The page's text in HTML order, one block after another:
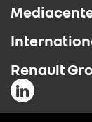
IN DE MEDIA
CONTACT
Renault